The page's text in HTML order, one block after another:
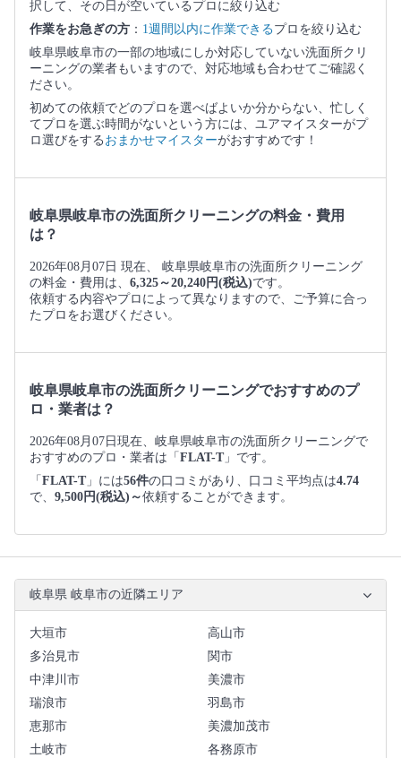
択して、その日が空いているプロに絞り込む
作業をお急ぎの方 ： 1週間以内に作業できるプロを絞り込む
岐阜県岐阜市の一部の地域にしか対応していない洗面所クリ
ーニングの業者もいますので、対応地域も合わせてご確認く
ださい。
初めての依頼でどのプロを選べばよいか分からない、忙しく
てプロを選ぶ時間がないという方には、ユアマイスターがプ
ロ選びをする おまかせマイスターがおすすめです！
岐阜県岐阜市の洗面所クリーニングの料金・費用
は？
2026年08月07日 現在、 岐阜県岐阜市の洗面所クリーニング
の料金・費用は、 6,325～20,240円(税込)です。
依頼する内容やプロによって異なりますので、ご予算に合っ
たプロをお選びください。
岐阜県岐阜市の洗面所クリーニングでおすすめのプ
ロ・業者は？
2026年08月07日現在、岐阜県岐阜市の洗面所クリーニングで
おすすめのプロ・業者は「FLAT-T」です。
「FLAT-T」には56件の口コミがあり、口コミ平均点は4.74
で、 9,500円(税込)～依頼することができます。
岐阜県 岐阜市の近隣エリア
大垣市
高山市
多治見市
関市
中津川市
美濃市
瑞浪市
羽島市
恵那市
美濃加茂市
土岐市
各務原市